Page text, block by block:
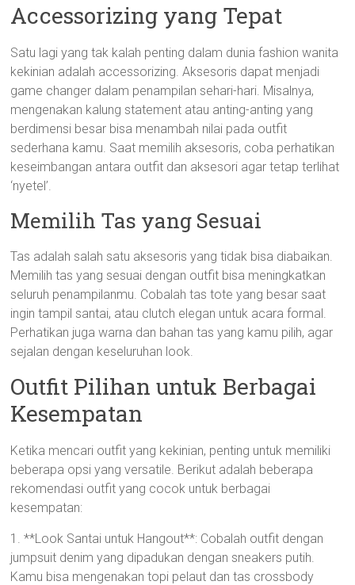
Accessorizing yang Tepat
Satu lagi yang tak kalah penting dalam dunia fashion wanita
kekinian adalah accessorizing. Aksesoris dapat menjadi
game changer dalam penampilan sehari-hari. Misalnya,
mengenakan kalung statement atau anting-anting yang
berdimensi besar bisa menambah nilai pada outfit
sederhana kamu. Saat memilih aksesoris, coba perhatikan
keseimbangan antara outfit dan aksesori agar tetap terlihat
‘nyetel’.
Memilih Tas yang Sesuai
Tas adalah salah satu aksesoris yang tidak bisa diabaikan.
Memilih tas yang sesuai dengan outfit bisa meningkatkan
seluruh penampilanmu. Cobalah tas tote yang besar saat
ingin tampil santai, atau clutch elegan untuk acara formal.
Perhatikan juga warna dan bahan tas yang kamu pilih, agar
sejalan dengan keseluruhan look.
Outfit Pilihan untuk Berbagai
Kesempatan
Ketika mencari outfit yang kekinian, penting untuk memiliki
beberapa opsi yang versatile. Berikut adalah beberapa
rekomendasi outfit yang cocok untuk berbagai
kesempatan:
1. **Look Santai untuk Hangout**: Cobalah outfit dengan
jumpsuit denim yang dipadukan dengan sneakers putih.
Kamu bisa mengenakan topi pelaut dan tas crossbody